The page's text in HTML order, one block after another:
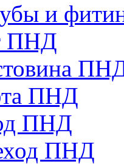
и
ПНД
ПНД
ПНД
ПНД